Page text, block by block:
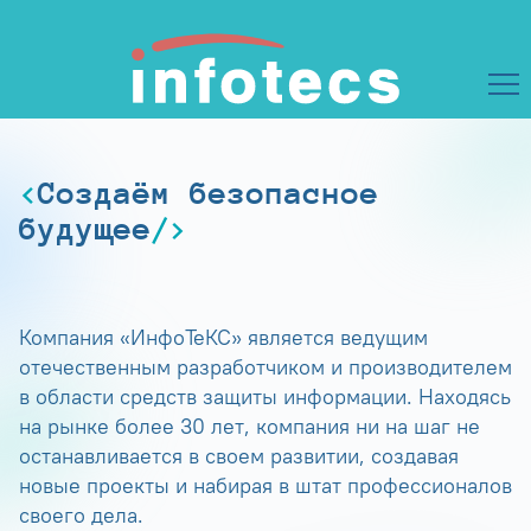
Создаём безопасное
будущее
Компания «ИнфоТеКС» является ведущим
отечественным разработчиком и производителем
в области средств защиты информации. Находясь
на рынке более 30 лет, компания ни на шаг не
останавливается в своем развитии, создавая
новые проекты и набирая в штат профессионалов
своего дела.